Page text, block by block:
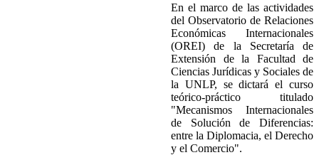
En el marco de las actividades
del Observatorio de Relaciones
Económicas Internacionales
(OREI) de la Secretaría de
Extensión de la Facultad de
Ciencias Jurídicas y Sociales de
la UNLP, se dictará el curso
teórico-práctico titulado
"Mecanismos Internacionales
de Solución de Diferencias:
entre la Diplomacia, el Derecho
y el Comercio".